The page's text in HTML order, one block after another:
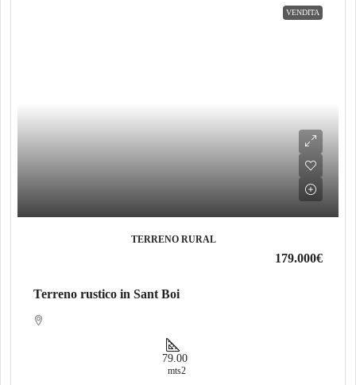
VENDITA
TERRENO RURAL
179.000€
Terreno rustico in Sant Boi
79.00
mts2